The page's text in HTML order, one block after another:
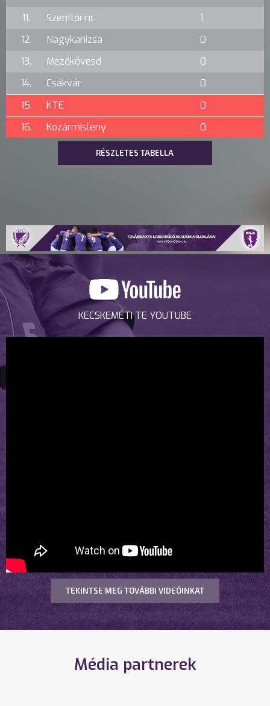
11.
Szentlőrinc
1
12.
Nagykanizsa
0
13.
Mezőkövesd
0
14.
Csákvár
0
15.
KTE
0
16.
Kozármisleny 0
RÉSZLETES TABELLA
KECSKEMÉTI TE YOUTUBE
TEKINTSE MEG TOVÁBBI VIDEÓINKAT
Média partnerek